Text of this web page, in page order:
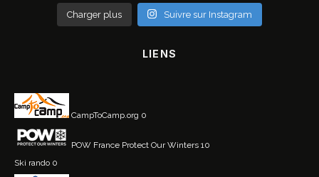
Charger plus Suivre sur Instagram
LIENS
CampToCamp.org 0
POW France Protect Our Winters 10
Ski rando 0